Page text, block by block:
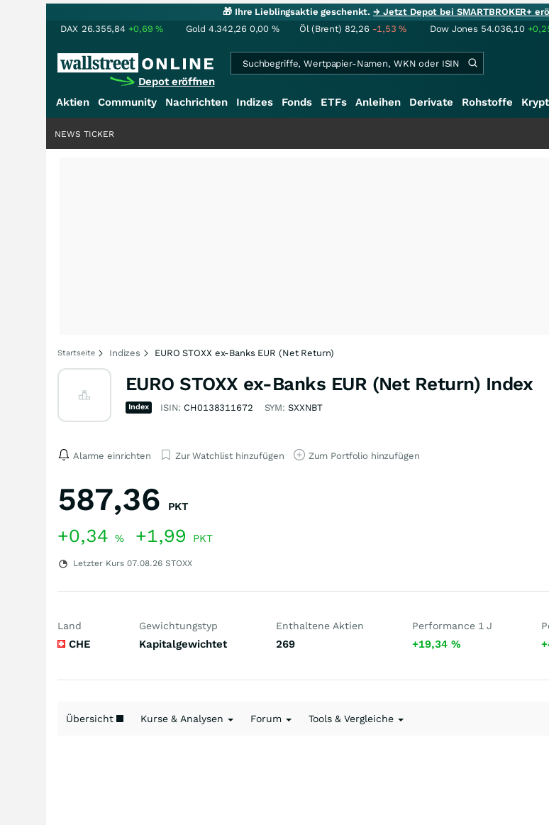
🎁 Ihre Lieblingsaktie geschenkt.→ Jetzt Depot bei SMARTBROKER+
DAX 26.355,84 +0,69% Gold 4.342,26 0,00 % Öl (Brent) 82,26 -1,53% Dow Jones 54.036,10
Depot eröffnen
Aktien Community Nachrichten Indizes Fonds ETFs Anleihen Derivate Rohstoffe
NEWS TICKER
Startseite Indizes EURO STOXX ex-Banks EUR (Net Return)
EURO STOXX ex-Banks EUR (Net Return) Index
Index ISIN: CH0138311672 SYM: SXXNBT
Alarme einrichten Zur Watchlist hinzufügen Zum Portfolio hinzufügen
587,36 PKT
+0,34 % +1,99 PKT
Letzter Kurs 07.08.26 STOXX
Land
CHE
Gewichtungstyp
Kapitalgewichtet
Enthaltene Aktien
269
Performance 1 J
+19,34%
Übersicht Kurse & Analysen Forum Tools & Vergleiche